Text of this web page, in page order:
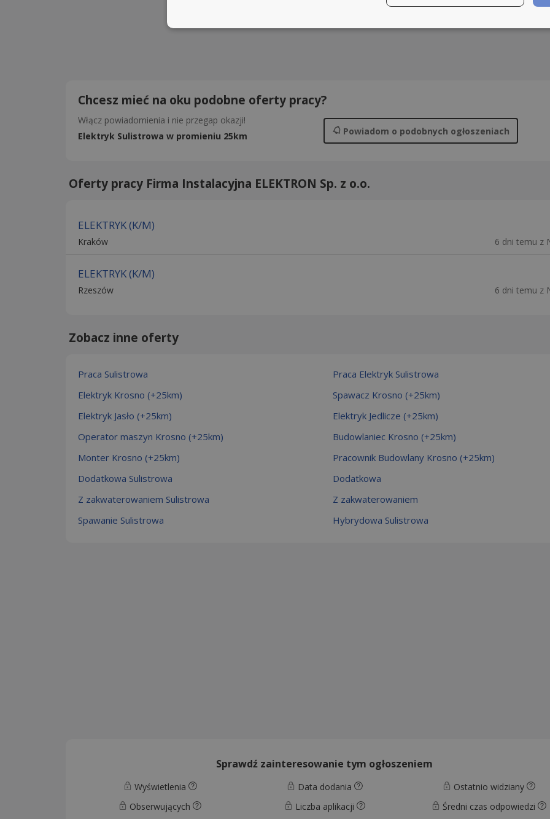
Chcesz mieć na oku podobne oferty pracy?
Włącz powiadomienia i nie przegap okazji!
Elektryk Sulistrowa w promieniu 25km
Powiadom o podobnych ogłoszeniach
Oferty pracy Firma Instalacyjna ELEKTRON Sp. z o.o.
ELEKTRYK (K/M)
Kraków 6 dni temu z
ELEKTRYK (K/M)
Rzeszów 6 dni temu z
Zobacz inne oferty
Praca Sulistrowa
Praca Elektryk Sulistrowa
Elektryk Krosno (+25km)
Spawacz Krosno (+25km)
Elektryk Jasło (+25km)
Elektryk Jedlicze (+25km)
Operator maszyn Krosno (+25km)
Budowlaniec Krosno (+25km)
Monter Krosno (+25km)
Pracownik Budowlany Krosno (+25km)
Dodatkowa Sulistrowa
Dodatkowa
Z zakwaterowaniem Sulistrowa
Z zakwaterowaniem
Spawanie Sulistrowa
Hybrydowa Sulistrowa
Sprawdź zainteresowanie tym ogłoszeniem
Wyświetlenia Data dodania
Ostatnio widziany
Obserwujących
Liczba aplikacji Średni czas odpowiedzi